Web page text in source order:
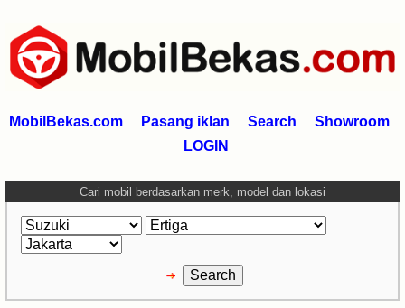
MobilBekas.com Pasang iklan Search
Showroom
LOGIN
Cari mobil berdasarkan merk, model dan lokasi